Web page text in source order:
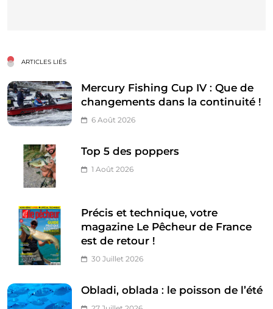
ARTICLES LIÉS
Mercury Fishing Cup IV : Que de
changements dans la continuité !
6 Août 2026
Top 5 des poppers
1 Août 2026
Précis et technique, votre
magazine Le Pêcheur de France
est de retour !
30 Juillet 2026
Obladi, oblada : le poisson de l’été